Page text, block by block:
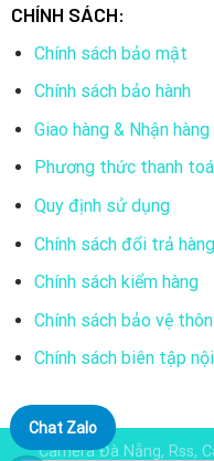
CHÍNH SÁCH:
Chính sách bảo mật
Chính sách bảo hành
Giao hàng & Nhận hàng
Phương thức thanh
Quy định sử dụng
Chính sách đổi trả hàng
Chính sách kiểm hàng
Chính sách bảo vệ
Chính sách biên tập
Camera Đà Nẵng, Rss,
Chat Zalo